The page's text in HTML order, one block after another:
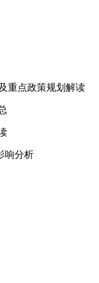
重点政策规划解读
响分析